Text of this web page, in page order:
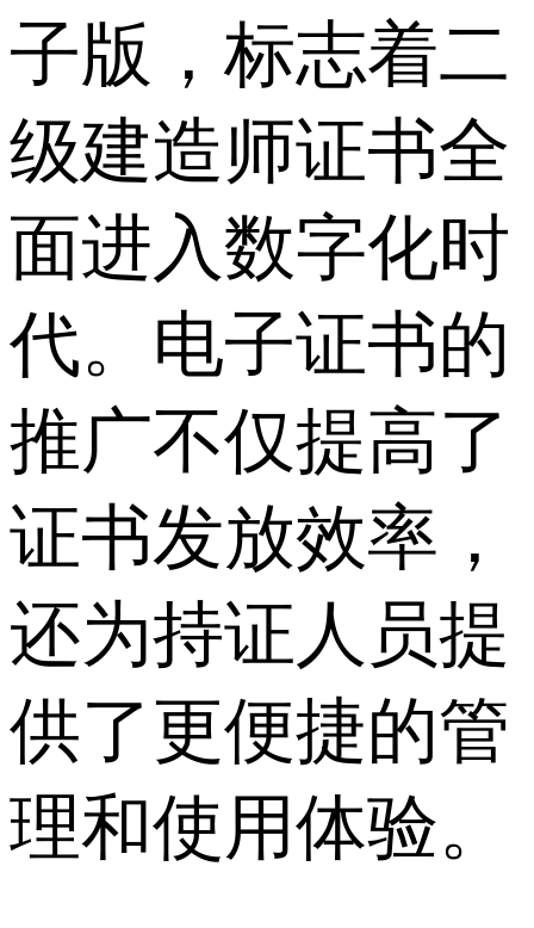
子版，标志着二
级建造师证书全
面进入数字化时
代。电子证书的
推广不仅提高了
证书发放效率，
还为持证人员提
供了更便捷的管
理和使用体验。